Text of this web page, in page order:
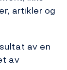
artikler og
av en
av